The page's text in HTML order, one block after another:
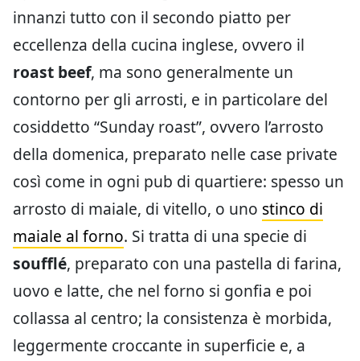
innanzi tutto con il secondo piatto per
eccellenza della cucina inglese, ovvero il
roast beef, ma sono generalmente un
contorno per gli arrosti, e in particolare del
cosiddetto “Sunday roast”, ovvero l’arrosto
della domenica, preparato nelle case private
così come in ogni pub di quartiere: spesso un
arrosto di maiale, di vitello, o uno stinco di
maiale al forno. Si tratta di una specie di
soufflé, preparato con una pastella di farina,
uovo e latte, che nel forno si gonfia e poi
collassa al centro; la consistenza è morbida,
leggermente croccante in superficie e, a